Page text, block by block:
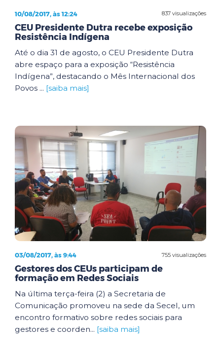
837 visualizações
10/08/2017, às 12:24
CEU Presidente Dutra recebe exposição
Resistência Indígena
Até o dia 31 de agosto, o CEU Presidente Dutra
abre espaço para a exposição “Resistência
Indígena”, destacando o Mês Internacional dos
Povos ... [saiba mais]
755 visualizações
03/08/2017, às 9:44
Gestores dos CEUs participam de
formação em Redes Sociais
Na última terça-feira (2) a Secretaria de
Comunicação promoveu na sede da Secel, um
encontro formativo sobre redes sociais para
gestores e coorden... [saiba mais]